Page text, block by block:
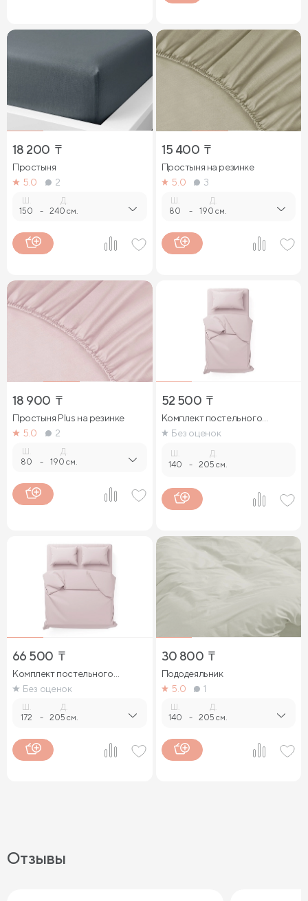
18 200 ₸
Простыня
5.0
2
150 -
Д.
240 см.
15 400 ₸
Простыня на резинке
5.0
3
80 -
Д.
190 см.
18 900 ₸
Простыня Plus на резинке
5.0
2
80 -
Д.
190 см.
52 500 ₸
Комплект постельного
бельяБез оценок
140 -
Д.
205 см.
66 500 ₸
Комплект постельного
бельяБез оценок
172 -
Д.
205 см.
30 800 ₸
Пододеяльник
5.0
1
140 -
Д.
205 см.
Отзывы